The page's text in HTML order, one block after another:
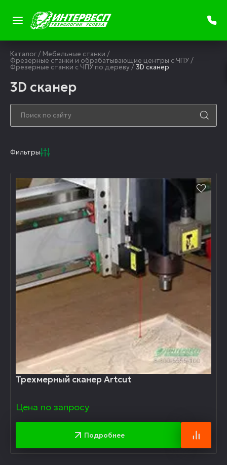
Каталог/ Мебельные станки /
Фрезерные станки и обрабатывающие центры с ЧПУ/
Фрезерные станки с ЧПУ по дереву/ 3D сканер
3D сканер
Фильтры
Трехмерный сканер Artcut
Цена по запросу
Подробнее